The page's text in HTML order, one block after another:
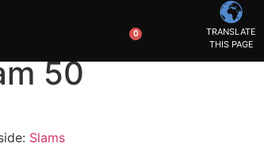
0
TRANSLATE
THIS PAGE
50
Slams